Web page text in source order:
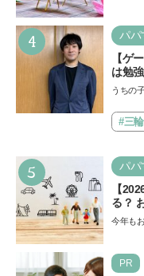
盆…
4 パパ
【ゲ
は勉
師・
うちの
も…
#三
5 パパ
【
る？
今年も
PR